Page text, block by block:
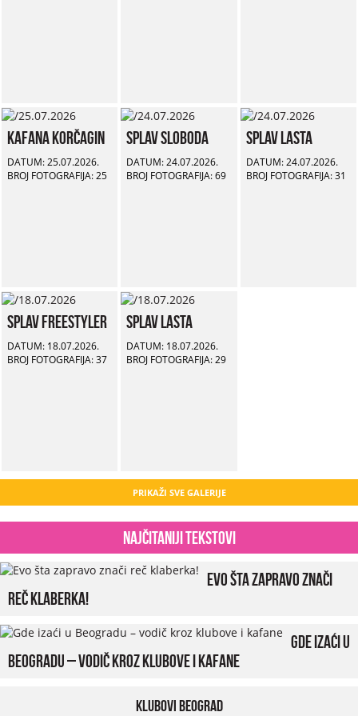
Kafana Korčagin
DATUM: 25.07.2026.
BROJ FOTOGRAFIJA: 25
Splav Sloboda
DATUM: 24.07.2026.
BROJ FOTOGRAFIJA: 69
Splav Lasta
DATUM: 24.07.2026.
BROJ FOTOGRAFIJA: 31
Splav Freestyler
DATUM: 18.07.2026.
BROJ FOTOGRAFIJA: 37
Splav Lasta
DATUM: 18.07.2026.
BROJ FOTOGRAFIJA: 29
PRIKAŽI SVE GALERIJE
Najčitaniji tekstovi
Evo šta zapravo znači
reč klaberka!
Gde izaći u
Beogradu – vodič kroz klubove i kafane
Klubovi Beograd